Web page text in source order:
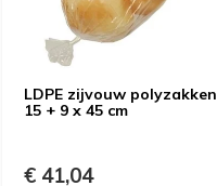
LDPE zijvouw polyzakken
15 + 9 x 45 cm
€ 41,04